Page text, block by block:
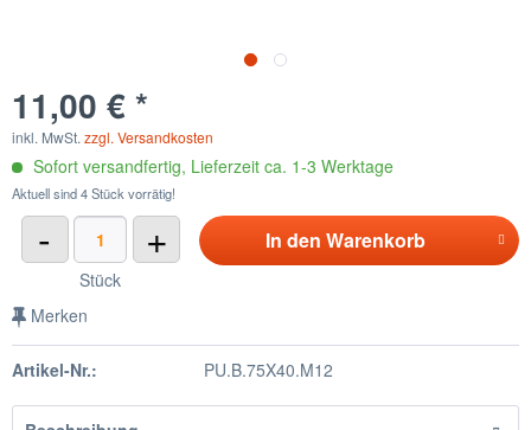
11,00 € *
inkl. MwSt. zzgl. Versandkosten
Sofort versandfertig, Lieferzeit ca. 1-3 Werktage
Aktuell sind 4 Stück vorrätig!
- +
Stück
In den Warenkorb
Merken
Artikel-Nr.: PU.B.75X40.M12